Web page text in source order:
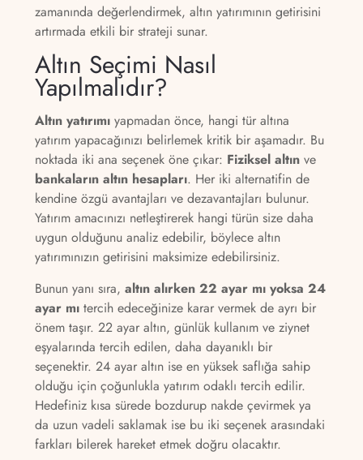
zamanında değerlendirmek, altın yatırımının getirisini
artırmada etkili bir strateji sunar.
Altın Seçimi Nasıl
Yapılmalıdır?
Altın yatırımı yapmadan önce, hangi tür altına
yatırım yapacağınızı belirlemek kritik bir aşamadır. Bu
noktada iki ana seçenek öne çıkar: Fiziksel altın ve
bankaların altın hesapları. Her iki alternatifin de
kendine özgü avantajları ve dezavantajları bulunur.
Yatırım amacınızı netleştirerek hangi türün size daha
uygun olduğunu analiz edebilir, böylece altın
yatırımınızın getirisini maksimize edebilirsiniz.
Bunun yanı sıra, altın alırken 22 ayar mı yoksa 24
ayar mı tercih edeceğinize karar vermek de ayrı bir
önem taşır. 22 ayar altın, günlük kullanım ve ziynet
eşyalarında tercih edilen, daha dayanıklı bir
seçenektir. 24 ayar altın ise en yüksek saflığa sahip
olduğu için çoğunlukla yatırım odaklı tercih edilir.
Hedefiniz kısa sürede bozdurup nakde çevirmek ya
da uzun vadeli saklamak ise bu iki seçenek arasındaki
farkları bilerek hareket etmek doğru olacaktır.